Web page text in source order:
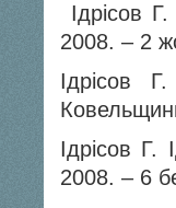
Ідрісов
2008. – 2
Ідрісов
Ідрісов Г.
2008. – 6